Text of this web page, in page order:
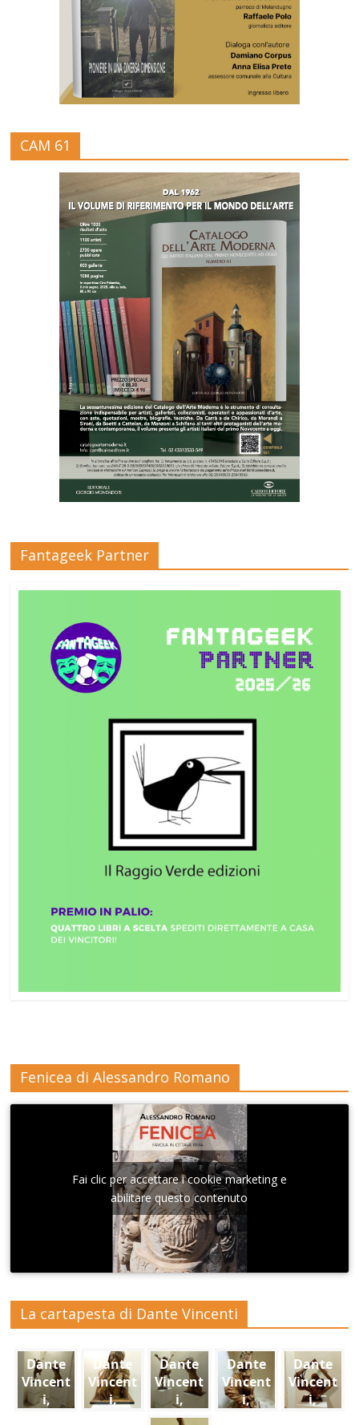
CAM 61
Fantageek Partner
Fenicea di Alessandro Romano
Fai clic per accettare i cookie marketing e
abilitare questo contenuto
La cartapesta di Dante Vincenti
Dante
Vincent
i,
Dante
Vincent
i,
Dante
Vincent
i,
Scolpir
Dante
Vincent
i,
Dante
Vincent
i,